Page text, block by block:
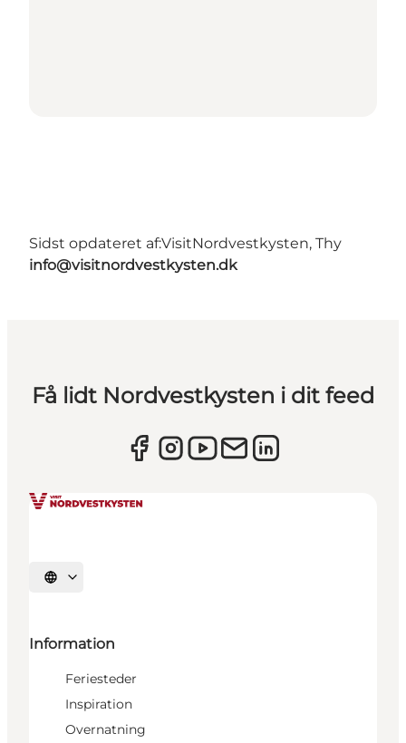
Sidst opdateret af:VisitNordvestkysten, Thy
info@visitnordvestkysten.dk
Få lidt Nordvestkysten i dit feed
Vælg sprog
Information
Feriesteder
Inspiration
Overnatning